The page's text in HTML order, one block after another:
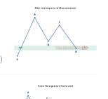
)